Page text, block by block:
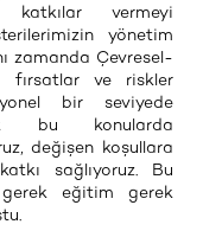
katkılar vermeyi
yönetim
zamanda Çevresel-
fırsatlar ve riskler
bir seviyede
bu konularda
değişen koşullara
sağlıyoruz. Bu
eğitim gerek